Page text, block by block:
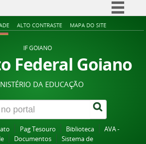
Simplifique!
Acesso à informação
Legislação
Canais
ALTO CONTRASTE MAPA DO SITE
IF GOIANO
Federal Goiano
DA EDUCAÇÃO
Pag Tesouro Biblioteca
AVA -
Documentos
Sistema de